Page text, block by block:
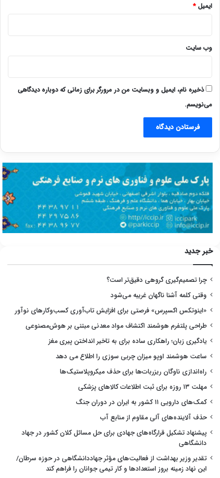
ایمیل*
وب‌ سایت
ذخیره نام، ایمیل و وبسایت من در مرورگر برای زمانی که دوباره دیدگاهی
می‌نویسم.
خبر جدید
چرا تصمیم‌گیری گروهی دقیق‌تر است؟
وقتی کلمه آشنا ناگهان غریبه می‌شود
«اینوتکس اکسپرس» فرصتی برای افزایش تاب‌آوری کسب‌وکارهای نوآور
طراحی پلتفرم هوشمند اکتشاف مواد معدنی مبتنی بر هوش‌مصنوعی
یادگیری زبان؛ راهکاری ساده برای به تاخیر انداختن پیری مغز
ساعت هوشمند اوپو میزان چربی سوزی را اطلاع می دهد
راه‌اندازی ناوگان ریزربات‌ها برای حذف میکروپلاستیک‌ها
مهلت ۱۳ روزه برای ثبت اطلاعات کالاهای پزشکی
کمک‌های دارویی ۱۱ کشور به ایران در دوران جنگ
حذف آلاینده‌های آلی مقاوم از منابع آب
پیشنهاد تشکیل قرارگاه‌های جهادی برای حل مسائل کلان کشور در جهاد
دانشگاهی
تقدیر وزیر بهداشت از فعالیت‌های مؤثر جهاددانشگاهی در حوزه سرطان/
این نهاد زمینه بروز استعدادها و کار تیمی جوانان را فراهم کند